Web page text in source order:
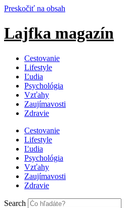
Preskočiť na obsah
Lajfka magazín
Cestovanie
Lifestyle
Ľudia
Psychológia
Vzťahy
Zaujímavosti
Zdravie
Cestovanie
Lifestyle
Ľudia
Psychológia
Vzťahy
Zaujímavosti
Zdravie
Search